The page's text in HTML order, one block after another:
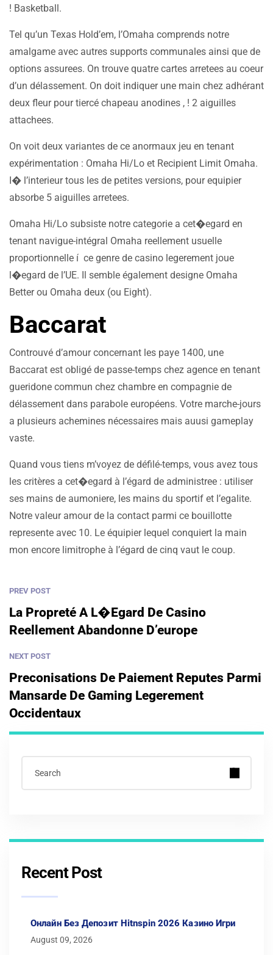
! Basketball.
Tel qu’un Texas Hold’em, l’Omaha comprends notre
amalgame avec autres supports communales ainsi que de
options assurees. On trouve quatre cartes arretees au coeur
d’un délassement. On doit indiquer une main chez adhérant
deux fleur pour tiercé chapeau anodines , ! 2 aiguilles
attachees.
On voit deux variantes de ce anormaux jeu en tenant
expérimentation : Omaha Hi/Lo et Recipient Limit Omaha.
I� l’interieur tous les de petites versions, pour equipier
absorbe 5 aiguilles arretees.
Omaha Hi/Lo subsiste notre categorie a cet�egard en
tenant navigue-intégral Omaha reellement usuelle
proportionnelle í ce genre de casino legerement joue
l�egard de l’UE. Il semble également designe Omaha
Better ou Omaha deux (ou Eight).
Baccarat
Controuvé d’amour concernant les paye 1400, une
Baccarat est obligé de passe-temps chez agence en tenant
gueridone commun chez chambre en compagnie de
délassement dans parabole européens. Votre marche-jours
a plusieurs achemines nécessaires mais auusi gameplay
vaste.
Quand vous tiens m’voyez de défilé-temps, vous avez tous
les critères a cet�egard à l’égard de administree : utiliser
ses mains de aumoniere, les mains du sportif et l’egalite.
Notre valeur amour de la contact parmi ce bouillotte
represente avec 10. Le équipier lequel conquiert la main
mon encore limitrophe à l’égard de cinq vaut le coup.
PREV POST
La Propreté A L�egard De Casino
Reellement Abandonne D’europe
NEXT POST
Preconisations De Paiement Reputes Parmi
Mansarde De Gaming Legerement
Occidentaux
Recent Post
Онлайн Без Депозит Hitnspin 2026 Казино Игри
August 09, 2026